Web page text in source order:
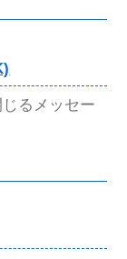
るメッセー